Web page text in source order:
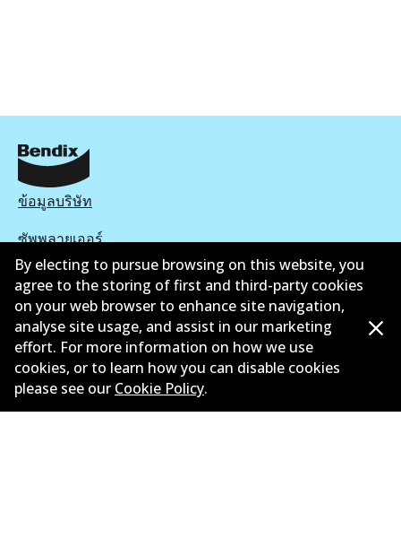
ข้อมูลบริษัท
ซัพพลายเออร์
ติดต่อ
นโยบายความเป็นส่วนตัว
การรับประกัน
ข้อกำหนดและเงื่อนไข
By electing to pursue browsing on this website, you
agree to the storing of first and third-party cookies
on your web browser to enhance site navigation,
analyse site usage, and assist in our marketing
effort. For more information on how we use
cookies, or to learn how you can disable cookies
please see our Cookie Policy.